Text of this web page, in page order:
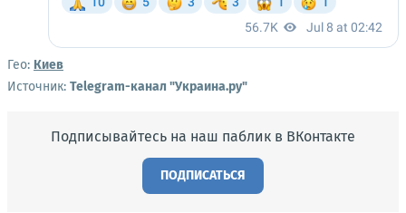
Гео: Киев
Источник: Telegram-канал "Украина.ру"
Подписывайтесь на наш паблик в ВКонтакте
ПОДПИСАТЬСЯ